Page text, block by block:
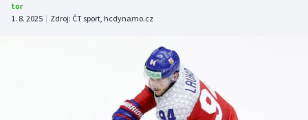
Atletika
tor
1. 8. 2025 | Zdroj: ČT sport, hcdynamo.cz